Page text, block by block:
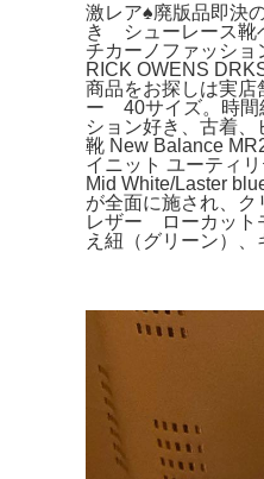
激レア♠︎廃版品即決
き シューレース靴
チカーノファッショ
RICK OWENS
商品をお探しは実店
ー 40サイズ。時間
ション好き、古着
靴 New Balance
イニット ユーティ
Mid White/Laster
が全面に施され、
レザー ローカット
え紐（グリーン）